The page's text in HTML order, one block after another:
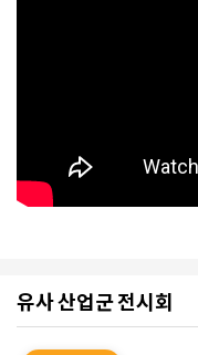
유사 산업군 전시회